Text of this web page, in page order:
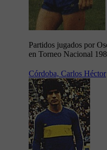
Partidos jugados por
en Torneo Nacional
Córdoba, Carlos Héctor